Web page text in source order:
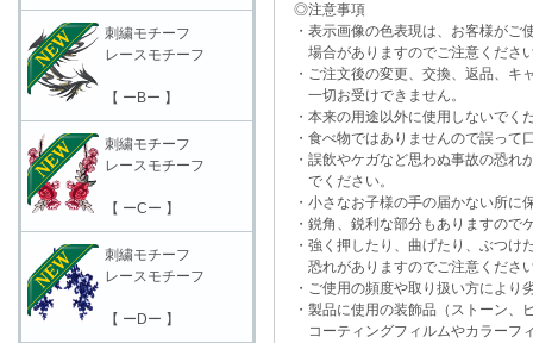
◎注意事項
・表示画像の色表現は、お客様がご
場合がありますのでご注意くださ
・ご注文後の変更、交換、返品、キ
一切お受けできません。
・本来の用途以外に使用しないでく
・食べ物ではありませんので誤って
・誤飲やケガなど思わぬ事故の恐れ
でください。
・小さなお子様の手の届かない所に
・鋭角、鋭利な部分もありますので
・強く押したり、曲げたり、ぶつけ
恐れがありますのでご注意くださ
・ご使用の頻度や取り扱い方により
・製品に使用の装飾品（ストーン、
コーティングフィルムやカラーフ
刺繍モチーフ
レースモチーフ
【 ーBー 】
刺繍モチーフ
レースモチーフ
【 ーCー 】
刺繍モチーフ
レースモチーフ
【 ーDー 】